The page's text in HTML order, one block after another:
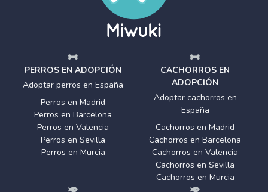
PERROS EN ADOPCIÓN
Adoptar perros en España
Perros en Madrid
Perros en Barcelona
Perros en Valencia
Perros en Sevilla
Perros en Murcia
CACHORROS EN
ADOPCIÓN
Adoptar cachorros en
España
Cachorros en Madrid
Cachorros en Barcelona
Cachorros en Valencia
Cachorros en Sevilla
Cachorros en Murcia